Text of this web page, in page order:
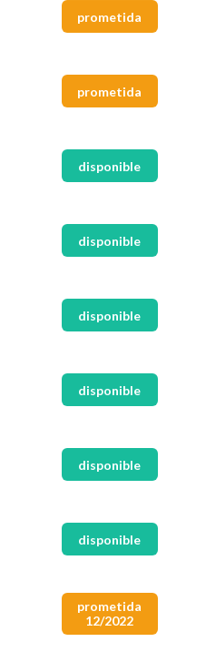
prometida
prometida
disponible
disponible
disponible
disponible
disponible
disponible
prometida
12/2022